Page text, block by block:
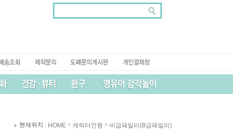
현재위치 : HOME > 캐릭터인형 > 비급패밀리(B급패밀리)